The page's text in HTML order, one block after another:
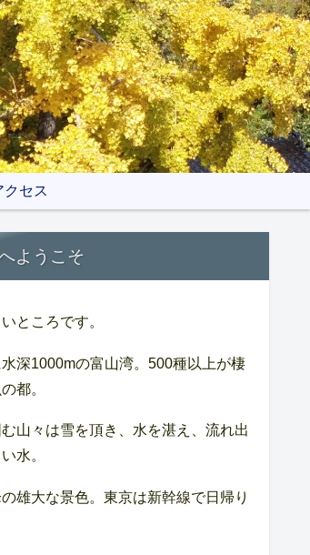
クセス
ようこそ
ところです。
水深1000mの富山湾。500種以上が棲
都。
山々は雪を頂き、水を湛え、流れ出
水。
雄大な景色。東京は新幹線で日帰り